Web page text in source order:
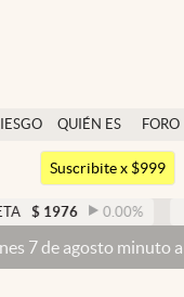
QUIÉN ES
QUIÉN
FORO
Argentina
México
Suscribite x $999
0.00% DÓLAR
minuto a minuto